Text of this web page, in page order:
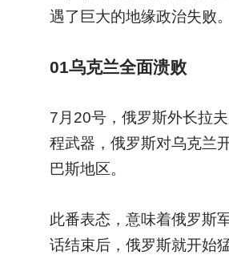
遇了巨大的地缘政治失败
01乌克兰全面溃败
7 月20号，俄罗斯外长拉
程武器，俄罗斯对乌克兰
巴斯地区。
此番表态，意味着俄罗斯
话结束后，俄罗斯就开始